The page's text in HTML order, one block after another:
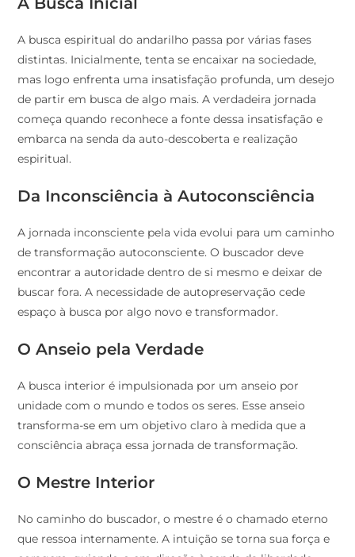
A busca espiritual do andarilho passa por várias fases
distintas. Inicialmente, tenta se encaixar na sociedade,
mas logo enfrenta uma insatisfação profunda, um desejo
de partir em busca de algo mais. A verdadeira jornada
começa quando reconhece a fonte dessa insatisfação e
embarca na senda da auto-descoberta e realização
espiritual.
Da Inconsciência à Autoconsciência
A jornada inconsciente pela vida evolui para um caminho
de transformação autoconsciente. O buscador deve
encontrar a autoridade dentro de si mesmo e deixar de
buscar fora. A necessidade de autopreservação cede
espaço à busca por algo novo e transformador.
O Anseio pela Verdade
A busca interior é impulsionada por um anseio por
unidade com o mundo e todos os seres. Esse anseio
transforma-se em um objetivo claro à medida que a
consciência abraça essa jornada de transformação.
O Mestre Interior
No caminho do buscador, o mestre é o chamado eterno
que ressoa internamente. A intuição se torna sua força e